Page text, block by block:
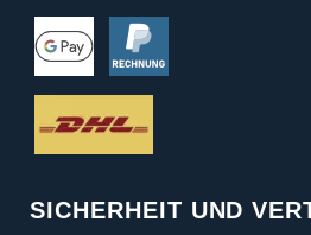
SICHERHEIT UND